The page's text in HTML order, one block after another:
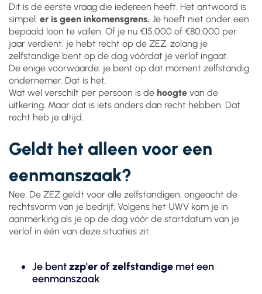
Dit is de eerste vraag die iedereen heeft. Het antwoord is
simpel: er is geen inkomensgrens. Je hoeft niet onder een
bepaald loon te vallen. Of je nu €15.000 of €80.000 per
jaar verdient, je hebt recht op de ZEZ, zolang je
zelfstandige bent op de dag vóórdat je verlof ingaat.
De enige voorwaarde: je bent op dat moment zelfstandig
ondernemer. Dat is het.
Wat wel verschilt per persoon is de hoogte van de
uitkering. Maar dat is iets anders dan recht hebben. Dat
recht heb je altijd.
Geldt het alleen voor een
eenmanszaak?
Nee. De ZEZ geldt voor alle zelfstandigen, ongeacht de
rechtsvorm van je bedrijf. Volgens het UWV kom je in
aanmerking als je op de dag vóór de startdatum van je
verlof in één van deze situaties zit:
Je bentzzp'er of zelfstandige met een
eenmanszaak